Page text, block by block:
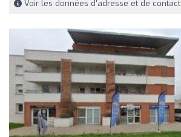
Voir les données d'adresse et de contact